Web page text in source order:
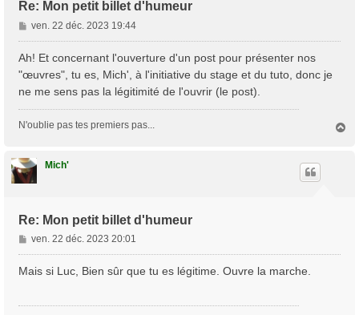
Re: Mon petit billet d'humeur
M
e
s
a
g
e
ven. 22 déc. 2023 19:44
Ah! Et concernant l'ouverture d'un post pour présenter nos
"œuvres", tu es, Mich', à l'initiative du stage et du tuto, donc je
ne me sens pas la légitimité de l'ouvrir (le post).
N'oublie pas tes premiers pas...
Mich'
Re: Mon petit billet d'humeur
M
e
s
ven. 22 déc. 2023 20:01
Mais si Luc, Bien sûr que tu es légitime. Ouvre la marche.